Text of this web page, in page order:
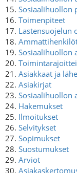
15. Sosiaalihuollon
16. Toimenpiteet
17. Lastensuojelun
18.
19. Sosiaalihuollon
20.
21. Asiakkaat ja
22. Asiakirjat
23. Sosiaalihuollon
24. Hakemukset
25. Ilmoitukset
26. Selvitykset
27. Sopimukset
28. Suostumukset
29. Arviot
30.